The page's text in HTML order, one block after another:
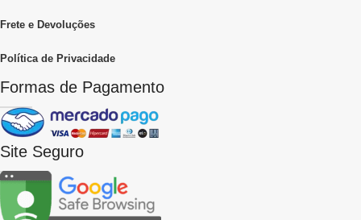
Frete e Devoluções
Política de Privacidade
Formas de Pagamento
Site Seguro